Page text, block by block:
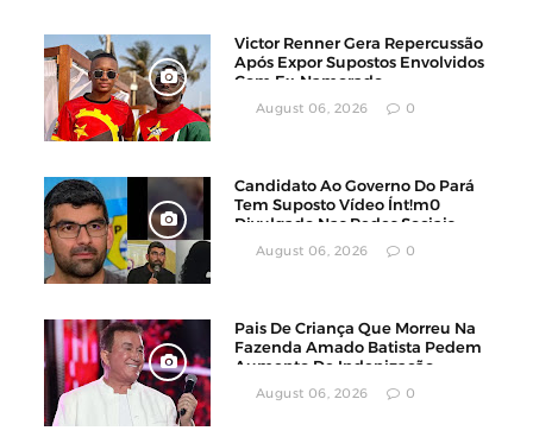
Victor Renner Gera Repercussão
Após Expor Supostos Envolvidos
Com Ex-Namorado
August 06, 2026 0
Candidato Ao Governo Do Pará
Tem Suposto Vídeo Ínt!m0
Divulgado Nas Redes Sociais
August 06, 2026 0
Pais De Criança Que Morreu Na
Fazenda Amado Batista Pedem
Aumento De Indenização
August 06, 2026 0